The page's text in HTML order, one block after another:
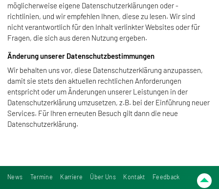
möglicherweise eigene Datenschutzerklärungen oder -
richtlinien, und wir empfehlen Ihnen, diese zu lesen. Wir sind
nicht verantwortlich für den Inhalt verlinkter Websites oder für
Fragen, die sich aus deren Nutzung ergeben.
Änderung unserer Datenschutzbestimmungen
Wir behalten uns vor, diese Datenschutzerklärung anzupassen,
damit sie stets den aktuellen rechtlichen Anforderungen
entspricht oder um Änderungen unserer Leistungen in der
Datenschutzerklärung umzusetzen, z.B. bei der Einführung neuer
Services. Für Ihren erneuten Besuch gilt dann die neue
Datenschutzerklärung.
News Termine Karriere Über Uns Kontakt Feedback